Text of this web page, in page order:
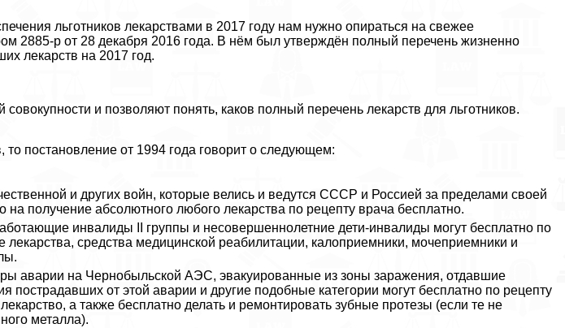
льготников лекарствами в 2017 году нам нужно опираться на свежее
2885-р от 28 декабря 2016 года. В нём был утверждён полный перечень жизненно
лекарств на 2017 год.
совокупности и позволяют понять, каков полный перечень лекарств для льготников.
то постановление от 1994 года говорит о следующем:
и других войн, которые велись и ведутся СССР и Россией за пределами своей
на получение абсолютного любого лекарства по рецепту врача бесплатно.
инвалиды II группы и несовершеннолетние дети-инвалиды могут бесплатно по
лекарства, средства медицинской реабилитации, калоприемники, мочеприемники и
аварии на Чернобыльской АЭС, эвакуированные из зоны заражения, отдавшие
пострадавших от этой аварии и другие подобные категории могут бесплатно по рецепту
а также бесплатно делать и ремонтировать зубные протезы (если те не
металла).